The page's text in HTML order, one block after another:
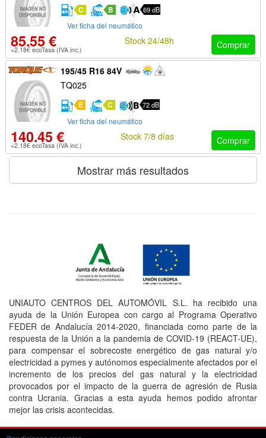
C B 69 dB
Ver ficha del neumático
85.55 €
+2.18€ ecoTasa (IVA inc.) Comprar
Stock 24/48h
195/45 R16 84V
TQ025
E C 72 dB
Ver ficha del neumático
140.45 €
+2.18€ ecoTasa (IVA inc.) Comprar
Stock 7/8 días
Mostrar más resultados
UNIAUTO CENTROS DEL AUTOMÓVIL S.L. ha recibido una
ayuda de la Unión Europea con cargo al Programa Operativo
FEDER de Andalucía 2014-2020, financiada como parte de la
respuesta de la Unión a la pandemia de COVID-19 (REACT-UE),
para compensar el sobrecoste energético de gas natural y/o
electricidad a pymes y autónomos especialmente afectados por el
incremento de los precios del gas natural y la electricidad
provocados por el impacto de la guerra de agresión de Rusia
contra Ucrania. Gracias a esta ayuda hemos podido afrontar
mejor las crisis acontecidas.